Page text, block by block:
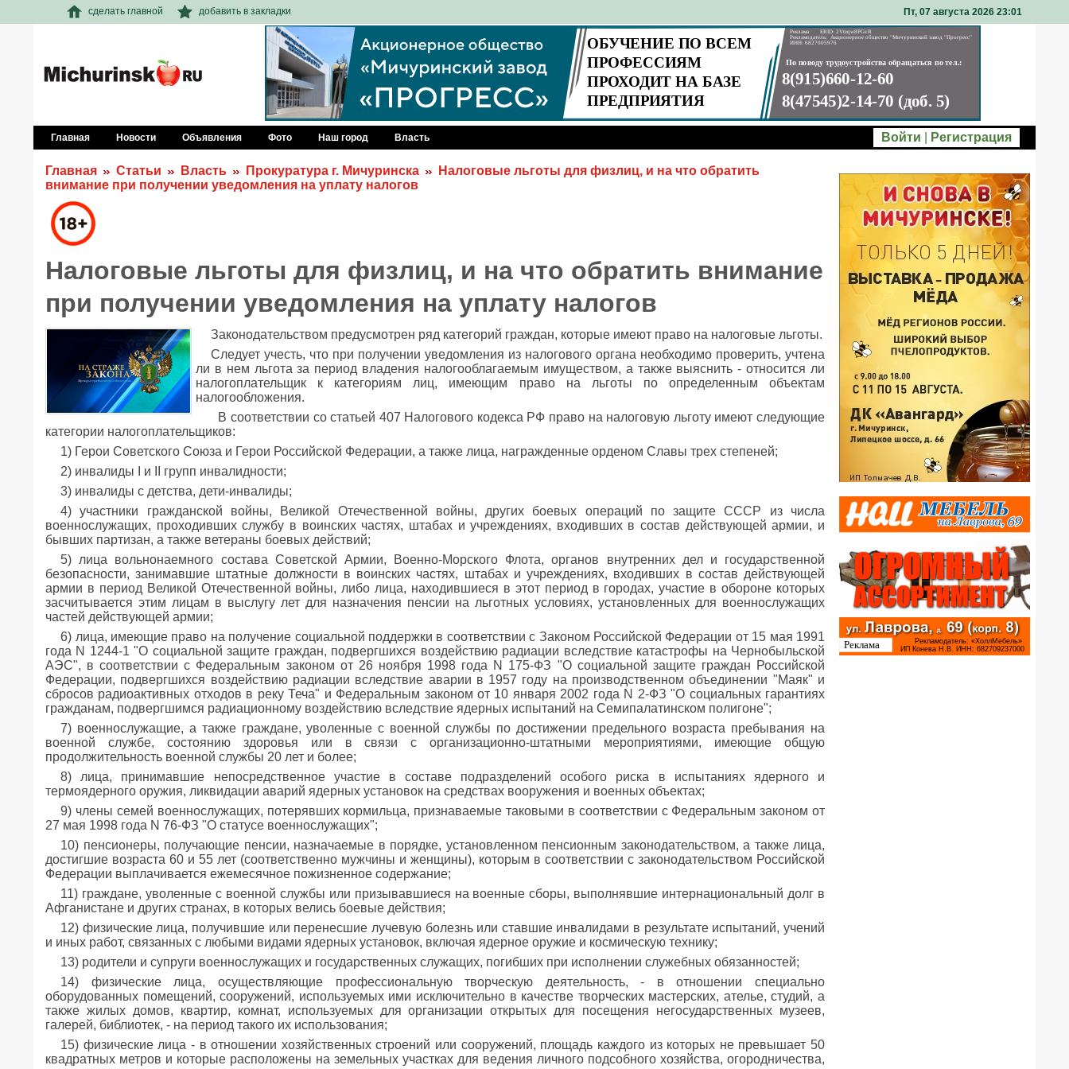
сделать главной добавить в закладки Пт, 07 августа 2026 23 01
Главная Новости Объявления Фото Наш город Власть Войти Регистрация
Главная Статьи Власть Прокуратура г. Мичуринска
Налоговые льготы для физлиц, и на что обратить
внимание при получении уведомления на уплату налогов
Налоговые льготы для физлиц, и на что обратить внимание
при получении уведомления на уплату налогов
Законодательством предусмотрен ряд категорий граждан, которые имеют право на налоговые льготы.
Следует учесть, что при получении уведомления из налогового органа необходимо проверить, учтена
ли в нем льгота за период владения налогооблагаемым имуществом, а также выяснить - относится ли
налогоплательщик к категориям лиц, имеющим право на льготы по определенным объектам
налогообложения.
В соответствии со статьей 407 Налогового кодекса РФ право на налоговую льготу имеют следующие
категории налогоплательщиков:
1) Герои Советского Союза и Герои Российской Федерации, а также лица, награжденные орденом Славы трех степеней;
2) инвалиды I и II групп инвалидности;
3) инвалиды с детства, дети-инвалиды;
4) участники гражданской войны, Великой Отечественной войны, других боевых операций по защите СССР из числа
военнослужащих, проходивших службу в воинских частях, штабах и учреждениях, входивших в состав действующей армии, и
бывших партизан, а также ветераны боевых действий;
5) лица вольнонаемного состава Советской Армии, Военно-Морского Флота, органов внутренних дел и государственной
безопасности, занимавшие штатные должности в воинских частях, штабах и учреждениях, входивших в состав действующей
армии в период Великой Отечественной войны, либо лица, находившиеся в этот период в городах, участие в обороне которых
засчитывается этим лицам в выслугу лет для назначения пенсии на льготных условиях, установленных для военнослужащих
частей действующей армии;
6) лица, имеющие право на получение социальной поддержки в соответствии с Законом Российской Федерации от 15 мая 1991
года N 1244-1 "О социальной защите граждан, подвергшихся воздействию радиации вследствие катастрофы на Чернобыльской
АЭС", в соответствии с Федеральным законом от 26 ноября 1998 года N 175-ФЗ "О социальной защите граждан Российской
Федерации, подвергшихся воздействию радиации вследствие аварии в 1957 году на производственном объединении "Маяк" и
сбросов радиоактивных отходов в реку Теча" и Федеральным законом от 10 января 2002 года N 2-ФЗ "О социальных гарантиях
гражданам, подвергшимся радиационному воздействию вследствие ядерных испытаний на Семипалатинском полигоне";
7) военнослужащие, а также граждане, уволенные с военной службы по достижении предельного возраста пребывания на
военной службе, состоянию здоровья или в связи с организационно-штатными мероприятиями, имеющие общую
продолжительность военной службы 20 лет и более;
8) лица, принимавшие непосредственное участие в составе подразделений особого риска в испытаниях ядерного и
термоядерного оружия, ликвидации аварий ядерных установок на средствах вооружения и военных объектах;
9) члены семей военнослужащих, потерявших кормильца, признаваемые таковыми в соответствии с Федеральным законом от
27 мая 1998 года N 76-ФЗ "О статусе военнослужащих";
10) пенсионеры, получающие пенсии, назначаемые в порядке, установленном пенсионным законодательством, а также лица,
достигшие возраста 60 и 55 лет (соответственно мужчины и женщины), которым в соответствии с законодательством Российской
Федерации выплачивается ежемесячное пожизненное содержание;
11) граждане, уволенные с военной службы или призывавшиеся на военные сборы, выполнявшие интернациональный долг в
Афганистане и других странах, в которых велись боевые действия;
12) физические лица, получившие или перенесшие лучевую болезнь или ставшие инвалидами в результате испытаний, учений
и иных работ, связанных с любыми видами ядерных установок, включая ядерное оружие и космическую технику;
13) родители и супруги военнослужащих и государственных служащих, погибших при исполнении служебных обязанностей;
14) физические лица, осуществляющие профессиональную творческую деятельность, - в отношении специально
оборудованных помещений, сооружений, используемых ими исключительно в качестве творческих мастерских, ателье, студий, а
также жилых домов, квартир, комнат, используемых для организации открытых для посещения негосударственных музеев,
галерей, библиотек, - на период такого их использования;
15) физические лица - в отношении хозяйственных строений или сооружений, площадь каждого из которых не превышает 50
квадратных метров и которые расположены на земельных участках для ведения личного подсобного хозяйства, огородничества,